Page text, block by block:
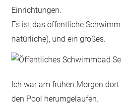
Einrichtungen.
Es ist das öffentliche
natürliche), und ein großes.
Ich war am frühen Morgen
den Pool herumgelaufen.